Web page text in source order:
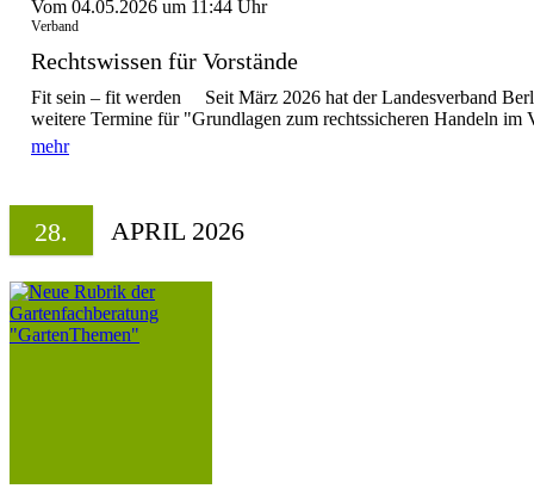
Vom 04.05.2026 um 11:44 Uhr
Verband
Rechtswissen für Vorstände
Fit sein – fit werden Seit März 2026 hat der Landesverband
weitere Termine für "Grundlagen zum rechtssicheren Handeln im
mehr
28. APRIL 2026